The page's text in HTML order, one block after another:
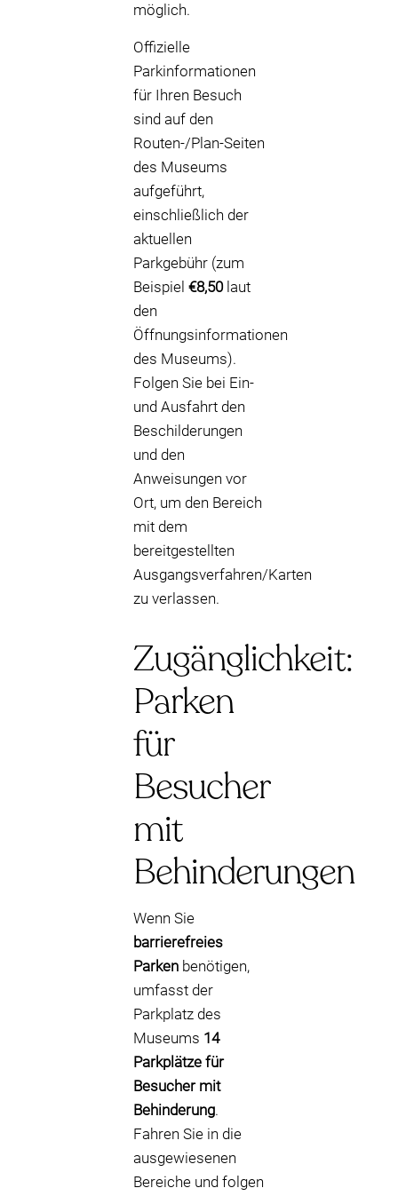
möglich.
Offizielle
Parkinformationen
für Ihren Besuch
sind auf den
Routen-/Plan-Seiten
des Museums
aufgeführt,
einschließlich der
aktuellen
Parkgebühr (zum
Beispiel €8,50laut
den
Öffnungsinformationen
des Museums).
Folgen Sie bei Ein-
und Ausfahrt den
Beschilderungen
und den
Anweisungen vor
Ort, um den Bereich
mit dem
bereitgestellten
Ausgangsverfahren/Karten
zu verlassen.
Zugänglichkeit:
Parken
für
Besucher
mit
Behinderungen
Wenn Sie
barrierefreies
Parken benötigen,
umfasst der
Parkplatz des
Museums 14
Parkplätze für
Besucher mit
Behinderung.
Fahren Sie in die
ausgewiesenen
Bereiche und folgen